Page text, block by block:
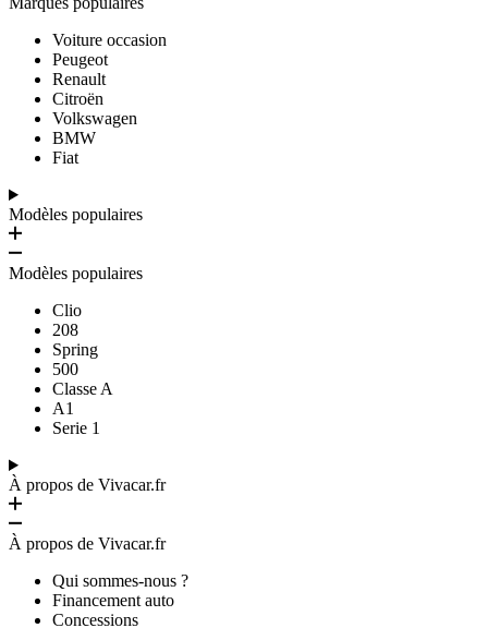
Voiture occasion
Peugeot
Renault
Citroën
Volkswagen
BMW
Fiat
Modèles populaires
Modèles populaires
Clio
208
Spring
500
Classe A
A1
Serie 1
À propos de Vivacar.fr
À propos de Vivacar.fr
Qui sommes-nous ?
Financement auto
Concessions